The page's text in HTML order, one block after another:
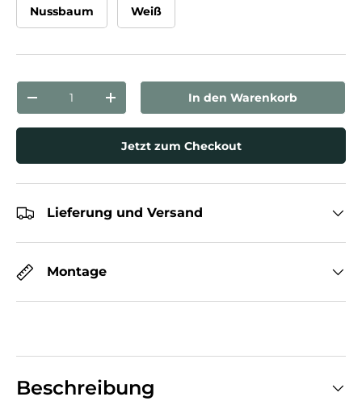
Nussbaum Weiß
Anzahl
Menge verringernMenge erhöhenIn den Warenkorb
Jetzt zum Checkout
Lieferung und Versand
Montage
Beschreibung